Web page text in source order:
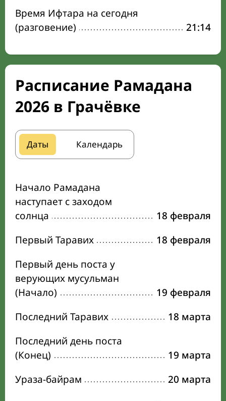
Время Ифтара на сегодня
(разговение)
21:14
Расписание Рамадана
2026 в Грачёвке
Даты Календарь
Начало Рамадана
наступает с заходом
солнца
18 февраля
Первый Таравих
18 февраля
Первый день поста у
верующих мусульман
(Начало)
19 февраля
Последний Таравих
18 марта
Последний день поста
(Конец)
19 марта
Ураза-байрам
20 марта